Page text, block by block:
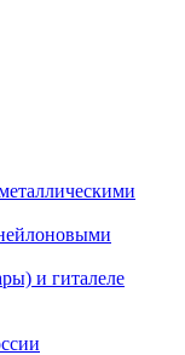
и гиталеле